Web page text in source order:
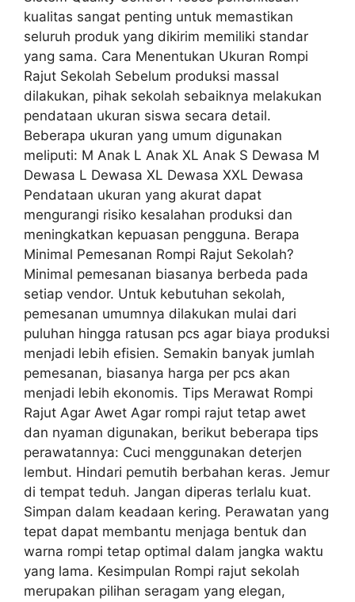
kualitas sangat penting untuk memastikan
seluruh produk yang dikirim memiliki standar
yang sama. Cara Menentukan Ukuran Rompi
Rajut Sekolah Sebelum produksi massal
dilakukan, pihak sekolah sebaiknya melakukan
pendataan ukuran siswa secara detail.
Beberapa ukuran yang umum digunakan
meliputi: M Anak L Anak XL Anak S Dewasa M
Dewasa L Dewasa XL Dewasa XXL Dewasa
Pendataan ukuran yang akurat dapat
mengurangi risiko kesalahan produksi dan
meningkatkan kepuasan pengguna. Berapa
Minimal Pemesanan Rompi Rajut Sekolah?
Minimal pemesanan biasanya berbeda pada
setiap vendor. Untuk kebutuhan sekolah,
pemesanan umumnya dilakukan mulai dari
puluhan hingga ratusan pcs agar biaya produksi
menjadi lebih efisien. Semakin banyak jumlah
pemesanan, biasanya harga per pcs akan
menjadi lebih ekonomis. Tips Merawat Rompi
Rajut Agar Awet Agar rompi rajut tetap awet
dan nyaman digunakan, berikut beberapa tips
perawatannya: Cuci menggunakan deterjen
lembut. Hindari pemutih berbahan keras. Jemur
di tempat teduh. Jangan diperas terlalu kuat.
Simpan dalam keadaan kering. Perawatan yang
tepat dapat membantu menjaga bentuk dan
warna rompi tetap optimal dalam jangka waktu
yang lama. Kesimpulan Rompi rajut sekolah
merupakan pilihan seragam yang elegan,